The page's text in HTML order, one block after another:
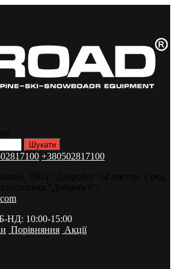
+380502817100
НД: 10:00-15:00
Порівняння Акції